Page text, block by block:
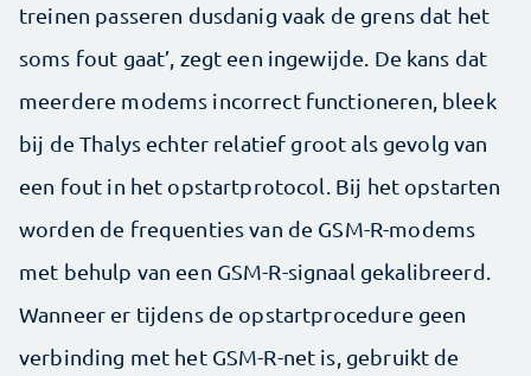
treinen passeren dusdanig vaak de grens dat het
soms fout gaat’, zegt een ingewijde. De kans dat
meerdere modems incorrect functioneren, bleek
bij de Thalys echter relatief groot als gevolg van
een fout in het opstartprotocol. Bij het opstarten
worden de frequenties van de GSM-R-modems
met behulp van een GSM-R-signaal gekalibreerd.
Wanneer er tijdens de opstartprocedure geen
verbinding met het GSM-R-net is, gebruikt de